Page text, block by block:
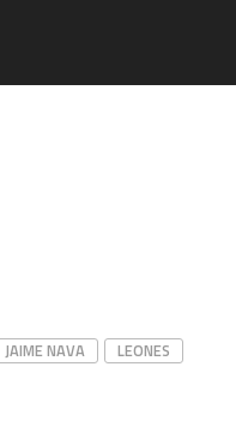
JAIME NAVA
LEONES